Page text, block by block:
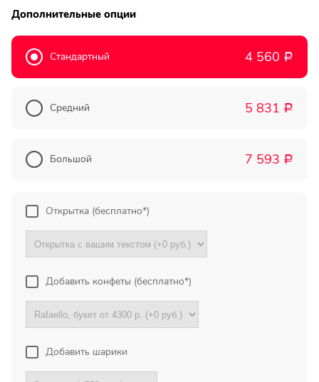
Тымовское,
Прекрасный букет отличная
Огромное спасибо за
компетентную помощь в
выборе букета. Спасибо
большое. Доставка пришла
вовремя. Остаюсь Вашим
клиентом!
Тамара
Гидроторф,
область
Дополнительные опции
Стандартный 4 560 Р
Средний 5 831 Р
Большой 7 593 Р
Открытка (бесплатно*)
Добавить конфеты (бесплатно*)
Добавить шарики